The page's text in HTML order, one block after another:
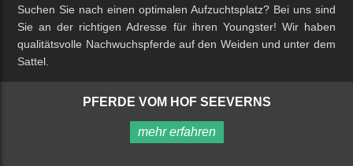
Suchen Sie nach einen optimalen Aufzuchtsplatz? Bei uns sind
Sie an der richtigen Adresse für ihren Youngster! Wir haben
qualitätsvolle Nachwuchspferde auf den Weiden und unter dem
Sattel.
PFERDE VOM HOF SEEVERNS
mehr erfahren